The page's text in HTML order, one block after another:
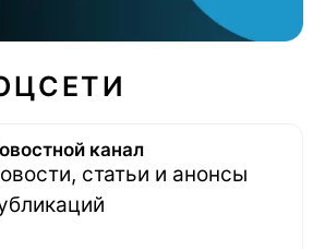
канал
статьи и анонсы